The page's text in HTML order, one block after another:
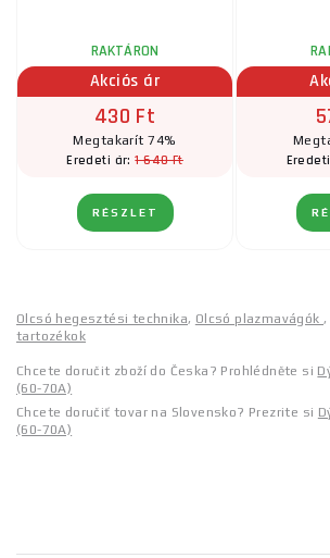
RAKTÁRON
Akciós ár
430 Ft
Megtakarít 74%
Eredeti ár:1 640 Ft
RÉSZLET
Olcsó hegesztési technika, Olcsó plazmavágók,
tartozékok
Chcete doručit zboží do Česka? Prohlédněte si
(60-70A)
Chcete doručiť tovar na Slovensko? Prezrite si
(60-70A)